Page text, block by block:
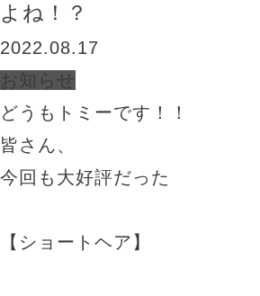
よね！？
2022.08.17
お知らせ
どうもトミーです！！
皆さん、
今回も大好評だった
【ショートヘア】